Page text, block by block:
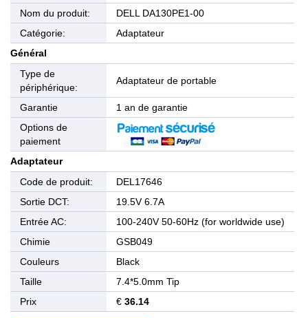
Nom du produit:
DELL DA130PE1-00
Catégorie:
Adaptateur
Général
Type de
périphérique:
Adaptateur de portable
Garantie
1 an de garantie
Options de
paiement
Adaptateur
Code de produit:
DEL17646
Sortie DCT:
19.5V 6.7A
Entrée AC:
100-240V 50-60Hz (for worldwide use)
Chimie
GSB049
Couleurs
Black
Taille
7.4*5.0mm Tip
Prix
€ 36.14